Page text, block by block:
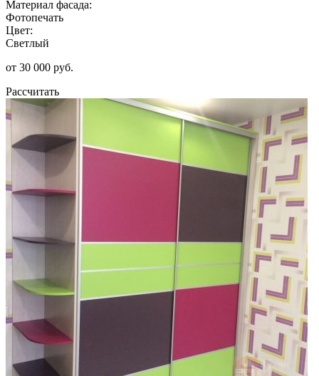
Материал фасада:
Фотопечать
Цвет:
Светлый
от 30 000 руб.
Рассчитать